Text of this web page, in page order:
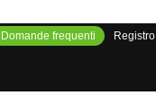
Domande frequenti Registro